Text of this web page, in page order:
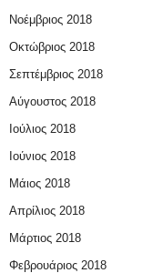
Νοέμβριος 2018
Οκτώβριος 2018
Σεπτέμβριος 2018
Αύγουστος 2018
Ιούλιος 2018
Ιούνιος 2018
Μάιος 2018
Απρίλιος 2018
Μάρτιος 2018
Φεβρουάριος 2018